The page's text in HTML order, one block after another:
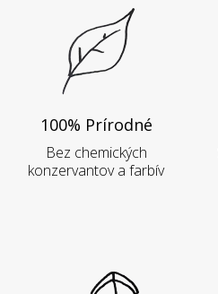
100% Prírodné
Bez chemických
konzervantov a farbív